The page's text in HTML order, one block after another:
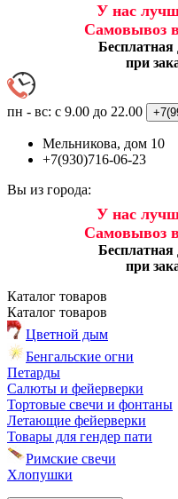
У нас
Самовывоз
Бесплатная
при
пн - вс: с 9.00 до 22.00
Мельникова, дом 10
+7(930)716-06-23
Вы из города:
У нас
Самовывоз
Бесплатная
при
Каталог товаров
Каталог товаров
Цветной дым
Бенгальские огни
Петарды
Салюты и фейерверки
Тортовые свечи и фонтаны
Летающие фейерверки
Товары для гендер пати
Римские свечи
Хлопушки